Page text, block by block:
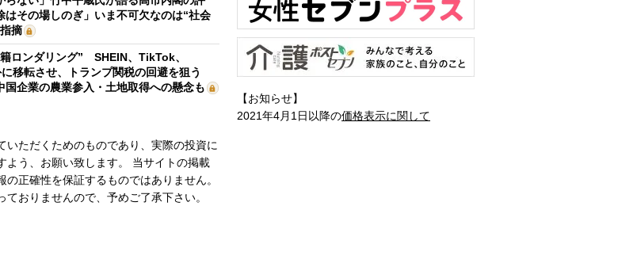
その場しのぎ」いま不可欠なのは“社会
摘
ロンダリング” SHEIN、TikTok、
移転させ、トランプ関税の回避を狙う
国企業の農業参入・土地取得への懸念も
ただくためのものであり、実際の投資に
よう、お願い致します。 当サイトの掲載
正確性を保証するものではありません。
おりませんので、予めご了承下さい。
【お知らせ】
2021年4月1日以降の価格表示に関して